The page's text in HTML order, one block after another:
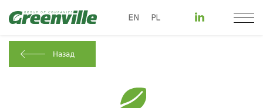
EN PL
Назад